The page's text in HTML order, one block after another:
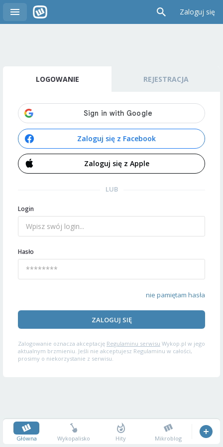
Zaloguj się
LOGOWANIE REJESTRACJA
Zaloguj się z Facebook
Zaloguj się z Apple
LUB
Login
Hasło
nie pamiętam hasła
ZALOGUJ SIĘ
Zalogowanie oznacza akceptację Regulaminu serwisu Wykop.pl w jego
aktualnym brzmieniu. Jeśli nie akceptujesz Regulaminu w całości,
prosimy o niekorzystanie z serwisu.
Główna Wykopalisko Hity Mikroblog